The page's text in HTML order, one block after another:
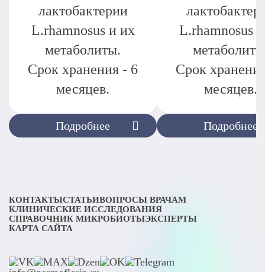
Подробнее
лактобактерии
L.rhamnosus и их
метаболиты.
Срок хранения - 6
месяцев.
Подробнее
L.rhamnosus
Срок
месяцев.
КОНТАКТЫСТАТЬИВОПРОСЫ ВРАЧАМ
КЛИНИЧЕСКИЕ ИССЛЕДОВАНИЯ
СПРАВОЧНИК МИКРОБИОТЫЭКСПЕРТЫ
КАРТА САЙТА